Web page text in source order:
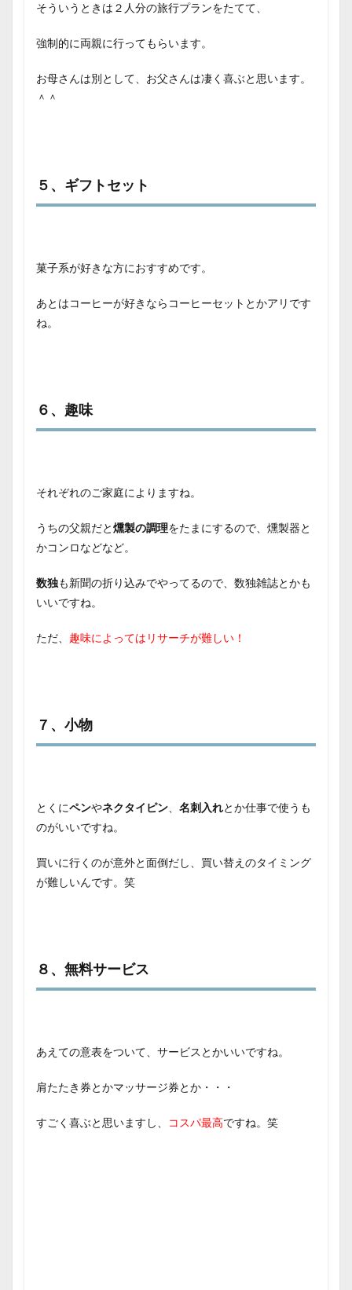
そういうときは２人分の旅行プランをたてて、
強制的に両親に行ってもらいます。
お母さんは別として、お父さんは凄く喜ぶと思います。
＾＾
５、ギフトセット
菓子系が好きな方におすすめです。
あとはコーヒーが好きならコーヒーセットとかアリです
ね。
６、趣味
それぞれのご家庭によりますね。
うちの父親だと燻製の調理をたまにするので、燻製器と
かコンロなどなど。
数独も新聞の折り込みでやってるので、数独雑誌とかも
いいですね。
ただ、 趣味によってはリサーチが難しい！
７、小物
とくにペンやネクタイピン 名刺入れとか仕事で使うも
のがいいですね。
買いに行くのが意外と面倒だし、買い替えのタイミング
が難しいんです。笑
８、無料サービス
あえての意表をついて、サービスとかいいですね。
肩たたき券とかマッサージ券とか・・・
すごく喜ぶと思いますし、 コスパ最高ですね。笑